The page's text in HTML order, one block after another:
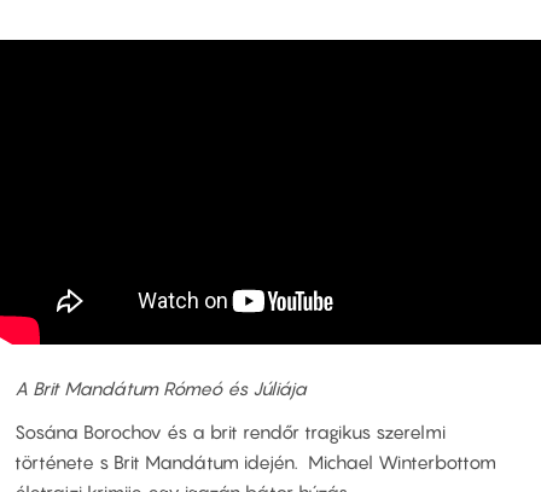
A Brit Mandátum Rómeó és Júliája
Sosána Borochov és a brit rendőr tragikus szerelmi
története s Brit Mandátum idején. Michael Winterbottom